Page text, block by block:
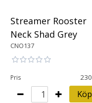
Streamer Rooster
Neck Shad Grey
CNO137
Pris 230
Köp